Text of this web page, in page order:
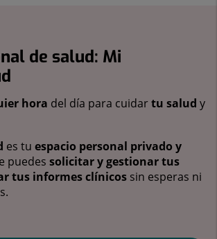
de salud: Mi
hora del día para cuidartu salud y
es tu espacio personal privado y
puedes solicitar y gestionar tus
tus informes clínicos sin esperas ni